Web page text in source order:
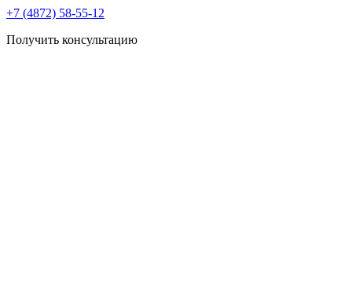
+7 (4872) 58-55-12
Получить консультацию